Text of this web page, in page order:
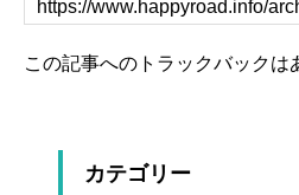
この記事へのトラックバックは
カテゴリー